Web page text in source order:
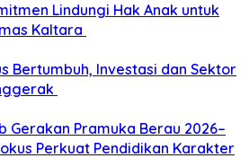
Lindungi Hak Anak untuk
Kaltara
Bertumbuh, Investasi dan Sektor
Gerakan Pramuka Berau 2026–
Perkuat Pendidikan Karakter